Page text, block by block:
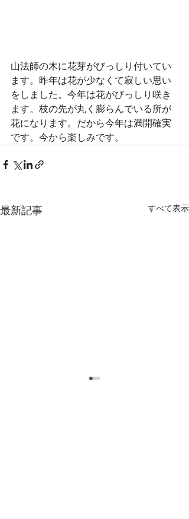
山法師の木に花芽がびっしり付いてい
ます。昨年は花が少なくて寂しい思い
をしました。今年は花がびっしり咲き
ます。枝の先が丸く膨らんでいる所が
花になります。だから今年は満開確実
です。今から楽しみです。
最新記事 すべて表示